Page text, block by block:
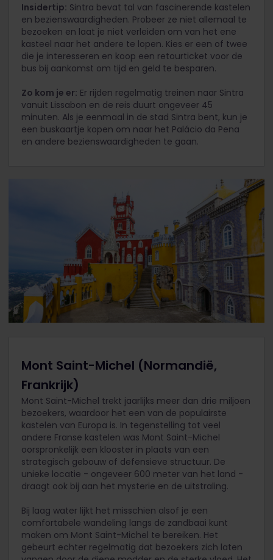
Insidertip: Sintra bevat tal van fascinerende kastelen
en bezienswaardigheden. Probeer ze niet allemaal te
bezoeken en laat je niet verleiden om van het ene
kasteel naar het andere te lopen. Kies er een of twee
die je interesseren en koop een retourticket voor de
bus bij aankomst om tijd en geld te besparen.
Zo kom je er: Er rijden regelmatig treinen naar Sintra
vanuit Lissabon en de reis duurt ongeveer 45
minuten. Als je eenmaal in de stad Sintra bent, kun je
een buskaartje kopen om naar het Palácio da Pena
en andere bezienswaardigheden te gaan.
Mont Saint-Michel (Normandië,
Frankrijk)
Mont Saint-Michel trekt jaarlijks meer dan drie miljoen
bezoekers, waardoor het een van de populairste
kastelen van Europa is. In tegenstelling tot veel
andere Franse kastelen was Mont Saint-Michel
oorspronkelijk een klooster in plaats van een
strategisch gebouw of defensieve structuur. De
unieke locatie - ongeveer 600 meter van het land -
draagt ook bij aan het mysterie en de uitstraling.
Bij laag water lijkt het misschien alsof je een
comfortabele wandeling langs de zandbaai kunt
maken om Mont Saint-Michel te bereiken. Het
gebeurt echter regelmatig dat bezoekers zich laten